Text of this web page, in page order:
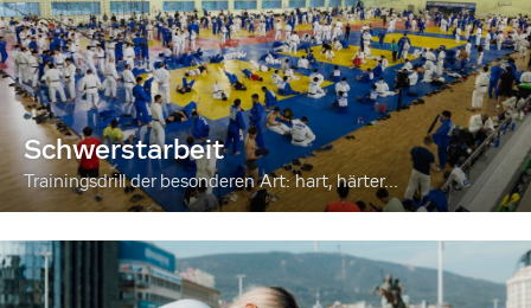
Schwerstarbeit
Trainingsdrill der besonderen Art: hart, härter...